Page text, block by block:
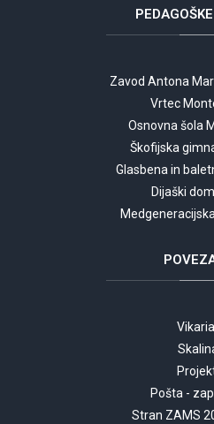
PEDAGOŠKE
Zavod Antona
Vrtec
Osnovna šola
Škofijska
Glasbena in
Dijaški
Pošta -
Stran ZAMS